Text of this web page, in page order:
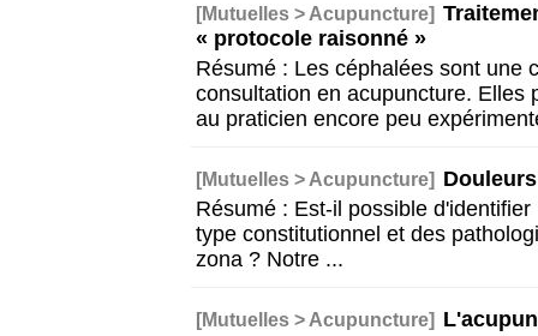
[Mutuelles > Acupuncture]
« protocole raisonné »
Résumé : Les céphalées sont une
consultation en acupuncture. Elles
au praticien encore peu
[Mutuelles > Acupuncture]
Résumé : Est-il possible
type constitutionnel et des
zona ? Notre ...
[Mutuelles > Acupuncture]